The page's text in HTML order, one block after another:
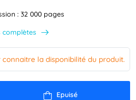
: 32 000 pages
complètes
la disponibilité du produit.
Epuisé